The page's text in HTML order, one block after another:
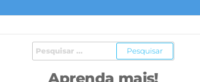
Aprenda mais!